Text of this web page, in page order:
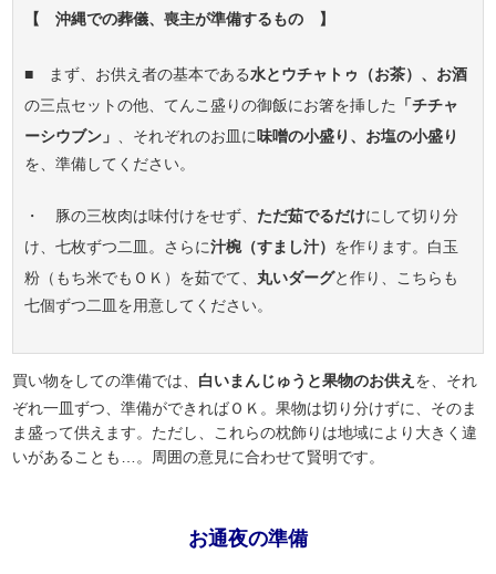
【 沖縄での葬儀、喪主が準備するもの 】
■ まず、お供え者の基本である水とウチャトゥ（お茶）、お酒
の三点セットの他、てんこ盛りの御飯にお箸を挿した
「チチャ
ーシウブン」 、それぞれのお皿に味噌の小盛り、お塩の小盛り
を、準備してください。
・ 豚の三枚肉は味付けをせず、 ただ茹でるだけにして切り分
け、七枚ずつ二皿。さらに汁椀（すまし汁） を作ります。白玉
粉（もち米でもＯＫ）を茹でて、 丸いダーグと作り、こちらも
七個ずつ二皿を用意してください。
買い物をしての準備では、 白いまんじゅうと果物のお供え を、それ
ぞれ一皿ずつ、準備ができればＯＫ。果物は切り分けずに、そのま
ま盛って供えます。ただし、これらの枕飾りは地域により大きく違
いがあることも…。周囲の意見に合わせて賢明です。
お通夜の準備